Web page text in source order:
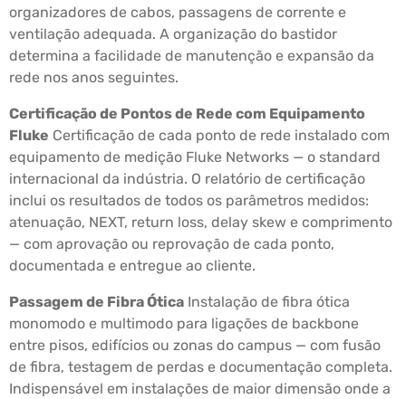
organizadores de cabos, passagens de corrente e
ventilação adequada. A organização do bastidor
determina a facilidade de manutenção e expansão da
rede nos anos seguintes.
Certificação de Pontos de Rede com Equipamento
Fluke Certificação de cada ponto de rede instalado com
equipamento de medição Fluke Networks — o standard
internacional da indústria. O relatório de certificação
inclui os resultados de todos os parâmetros medidos:
atenuação, NEXT, return loss, delay skew e comprimento
— com aprovação ou reprovação de cada ponto,
documentada e entregue ao cliente.
Passagem de Fibra Ótica Instalação de fibra ótica
monomodo e multimodo para ligações de backbone
entre pisos, edifícios ou zonas do campus — com fusão
de fibra, testagem de perdas e documentação completa.
Indispensável em instalações de maior dimensão onde a